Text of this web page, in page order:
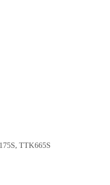
TTK665S